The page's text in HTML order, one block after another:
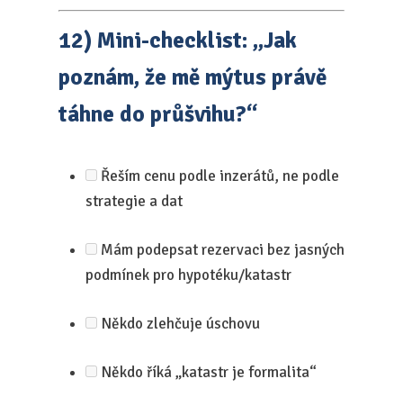
12) Mini-checklist: „Jak
poznám, že mě mýtus právě
táhne do průšvihu?“
Řeším cenu podle inzerátů, ne podle
strategie a dat
Mám podepsat rezervaci bez jasných
podmínek pro hypotéku/katastr
Někdo zlehčuje úschovu
Někdo říká „katastr je formalita“